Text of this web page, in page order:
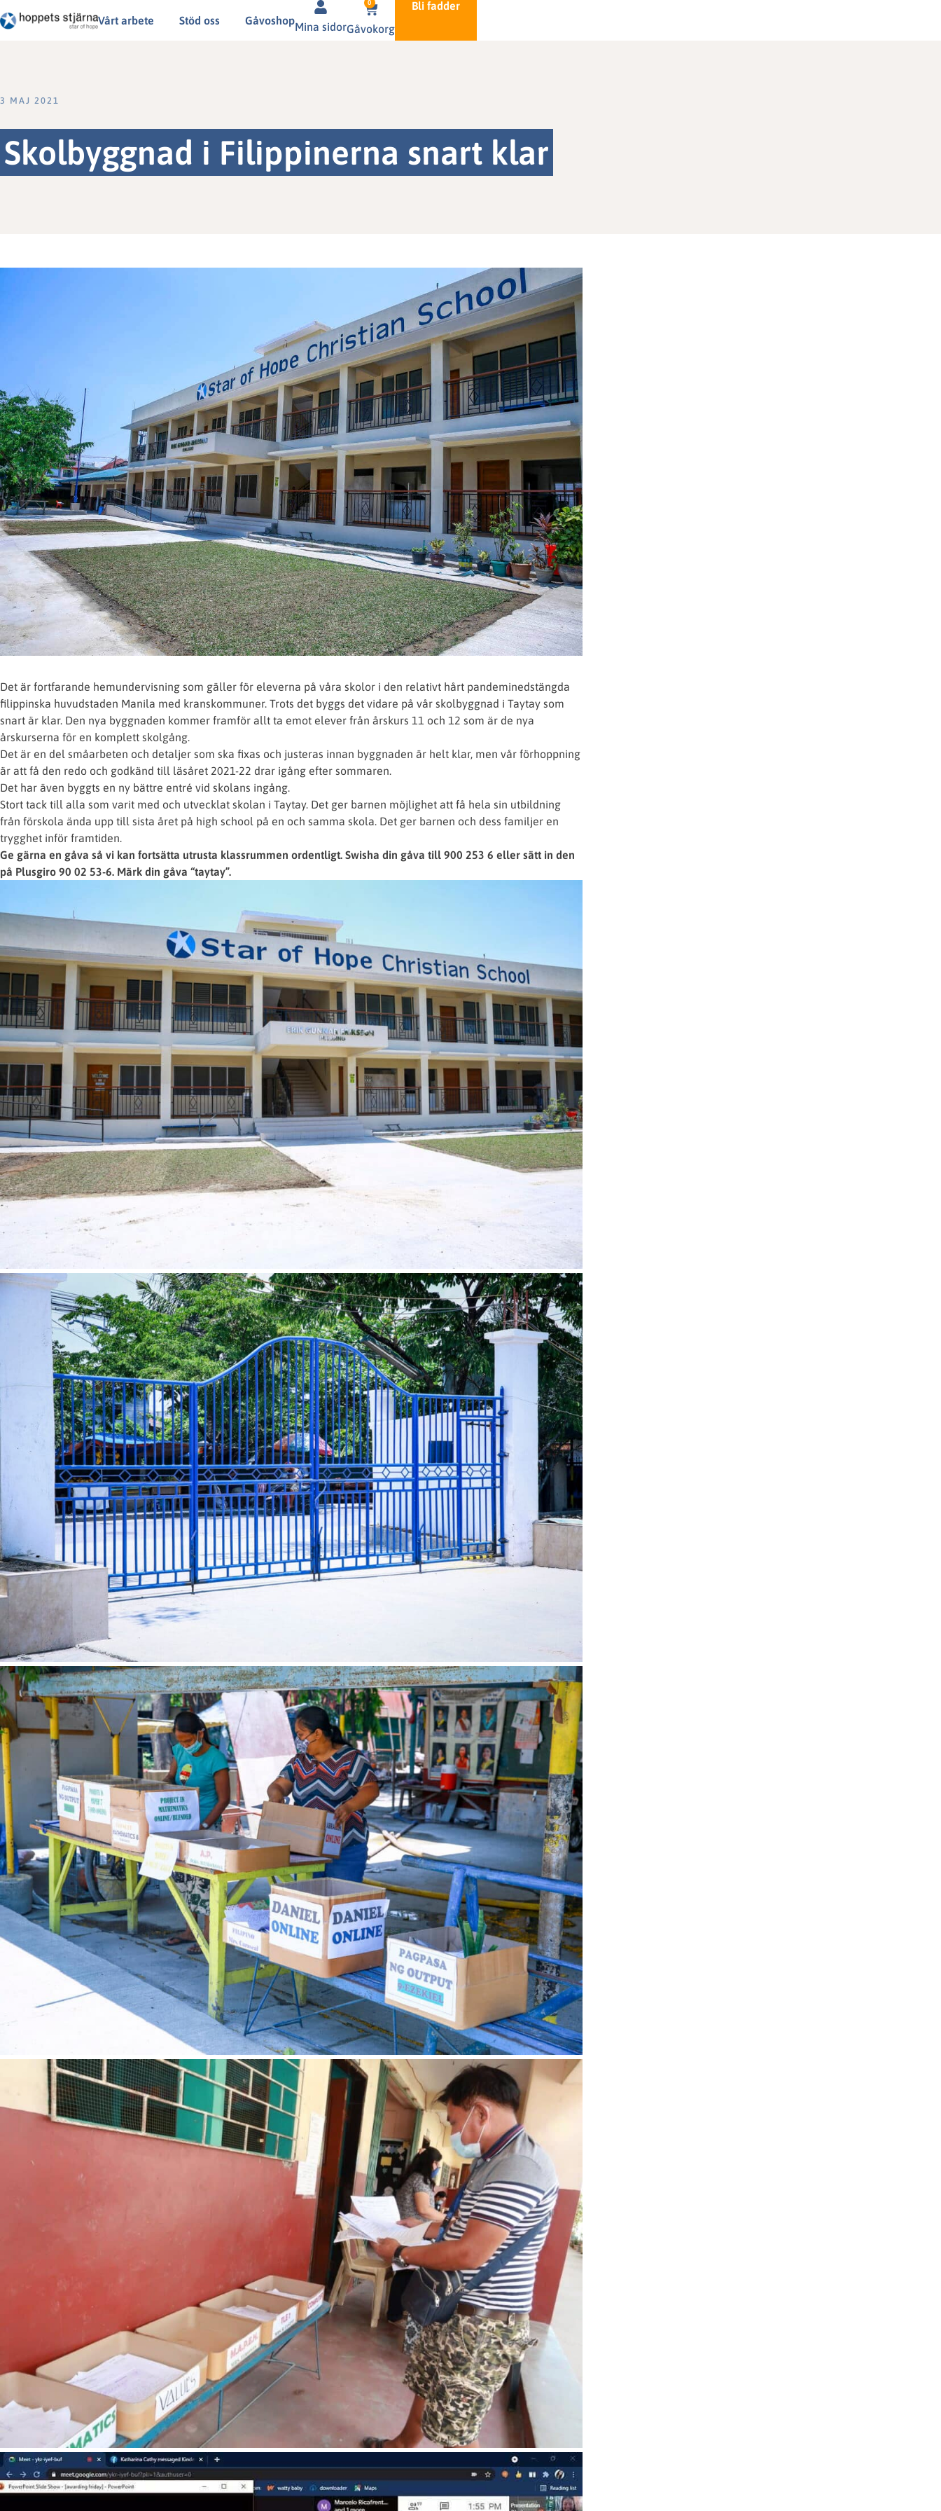
Vårt arbete Stöd oss Gåvoshop
Mina sidor
0
Gåvokorg
Bli fadder
3 MAJ 2021
Skolbyggnad i Filippinerna snart klar
Det är fortfarande hemundervisning som gäller för eleverna på våra skolor i den relativt hårt pandeminedstängda
filippinska huvudstaden Manila med kranskommuner. Trots det byggs det vidare på vår skolbyggnad i Taytay som
snart är klar. Den nya byggnaden kommer framför allt ta emot elever från årskurs 11 och 12 som är de nya
årskurserna för en komplett skolgång.
Det är en del småarbeten och detaljer som ska fixas och justeras innan byggnaden är helt klar, men vår förhoppning
är att få den redo och godkänd till läsåret 2021-22 drar igång efter sommaren.
Det har även byggts en ny bättre entré vid skolans ingång.
Stort tack till alla som varit med och utvecklat skolan i Taytay. Det ger barnen möjlighet att få hela sin utbildning
från förskola ända upp till sista året på high school på en och samma skola. Det ger barnen och dess familjer en
trygghet inför framtiden.
Ge gärna en gåva så vi kan fortsätta utrusta klassrummen ordentligt. Swisha din gåva till 900 253 6 eller sätt in den
på Plusgiro 90 02 53-6. Märk din gåva “taytay”.